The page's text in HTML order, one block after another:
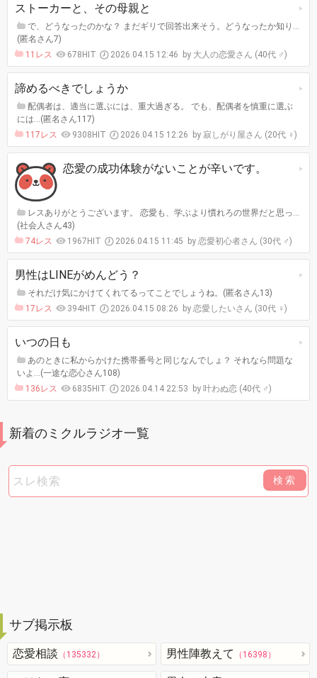
ストーカーと、その母親と
で、どうなったのかな？ まだギリで回答出来そう。どうなったか知り…
(匿名さん7)
11レス
678HIT 2026.04.15 12:46 大人の恋愛さん (40代 ♂)
諦めるべきでしょうか
配偶者は、適当に選ぶには、重大過ぎる。 でも、配偶者を慎重に選ぶ
には…(匿名さん117)
117レス
9308HIT 2026.04.15 12:26 寂しがり屋さん (20代 ♀)
恋愛の成功体験がないことが辛いです。
レスありがとうございます。 恋愛も、学ぶより慣れろの世界だと思っ…
(社会人さん43)
74レス
1967HIT 2026.04.15 11:45 恋愛初心者さん (30代 ♂)
男性はLINEがめんどう？
それだけ気にかけてくれてるってことでしょうね。(匿名さん13)
17レス
394HIT 2026.04.15 08:26 恋愛したいさん (30代 ♀)
いつの日も
あのときに私からかけた携帯番号と同じなんでしょ？ それなら問題な
いよ…(一途な恋心さん108)
136レス
6835HIT 2026.04.14 22:53 叶わぬ恋 (40代 ♂)
新着のミクルラジオ一覧
検索
サブ掲示板
恋愛相談 （135332） 男性陣教えて （16398）